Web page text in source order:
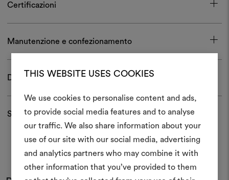
THIS WEBSITE USES COOKIES
We use cookies to personalise content and ads,
to provide social media features and to analyse
our traffic. We also share information about your
use of our site with our social media, advertising
and analytics partners who may combine it with
other information that you’ve provided to them
Certificazioni
Manutenzione e confezionamento
Download
Spedizioni e resi
Crea
Uno strumento interattivo
e condividere le tue idee,